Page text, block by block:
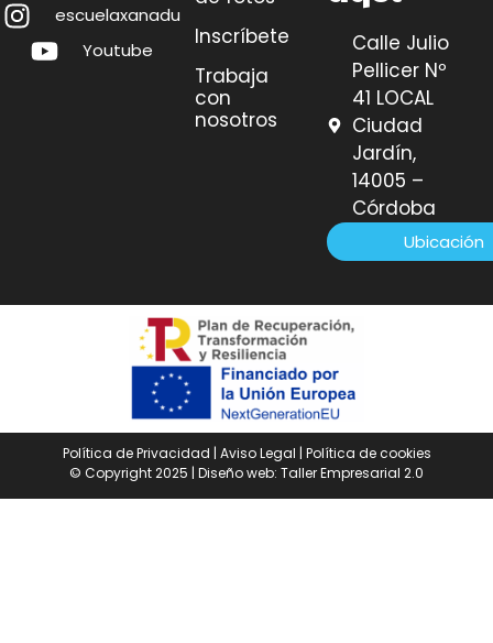
escuelaxanadu
Youtube
Inscríbete
Trabaja
con
nosotros
Calle Julio
Pellicer Nº
41 LOCAL
Ciudad
Jardín,
14005 –
Córdoba
Ubicación
Política de Privacidad | Aviso Legal | Política de cookies
© Copyright 2025 | Diseño web: Taller Empresarial 2.0